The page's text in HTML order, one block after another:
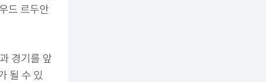
드 르두안
경기를 앞
될 수 있